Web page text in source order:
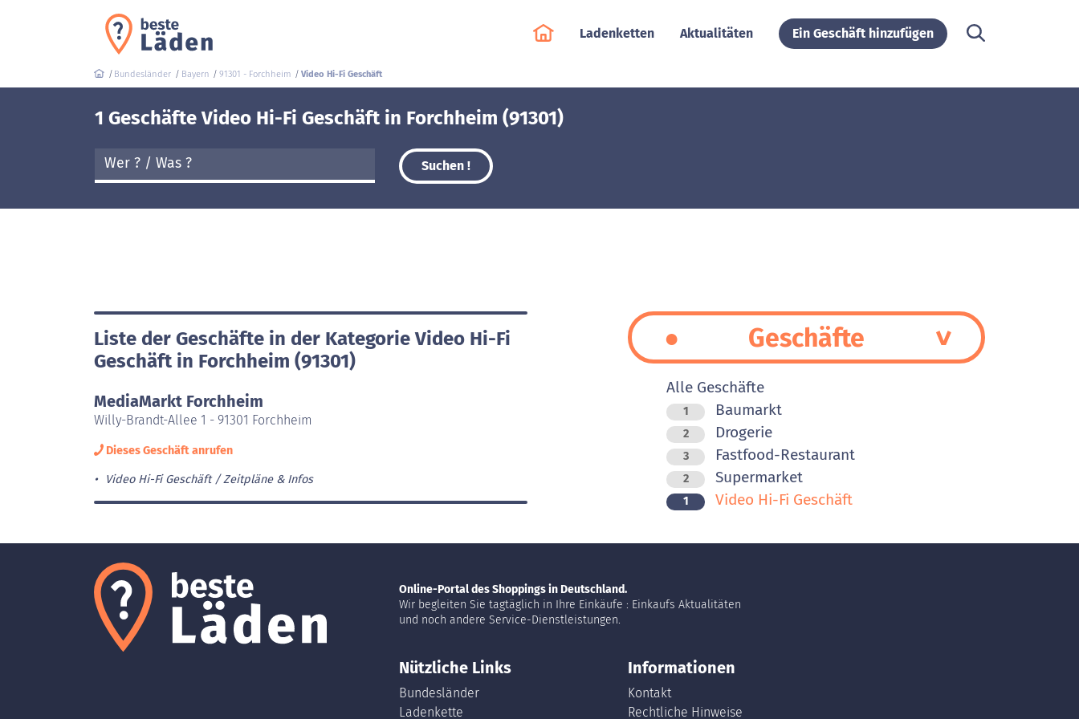
Ladenketten Aktualitäten Ein Geschäft hinzufügen
Bundesländer Bayern 91301 - Forchheim Video Hi-Fi Geschäft
1 Geschäfte Video Hi-Fi Geschäft in Forchheim (91301)
Suchen !
Liste der Geschäfte in der Kategorie Video Hi-Fi
Geschäft in Forchheim (91301)
MediaMarkt Forchheim
Willy-Brandt-Allee 1 - 91301 Forchheim
Dieses Geschäft anrufen
Video Hi-Fi Geschäft Zeitpläne & Infos
Geschäfte
Alle Geschäfte
1 Baumarkt
2 Drogerie
3 Fastfood-Restaurant
2 Supermarket
1 Video Hi-Fi Geschäft
Online-Portal des Shoppings in Deutschland.
Wir begleiten Sie tagtäglich in Ihre Einkäufe : Einkaufs Aktualitäten
und noch andere Service-Dienstleistungen.
Nützliche Links
Bundesländer
Ladenkette
Informationen
Kontakt
Rechtliche Hinweise